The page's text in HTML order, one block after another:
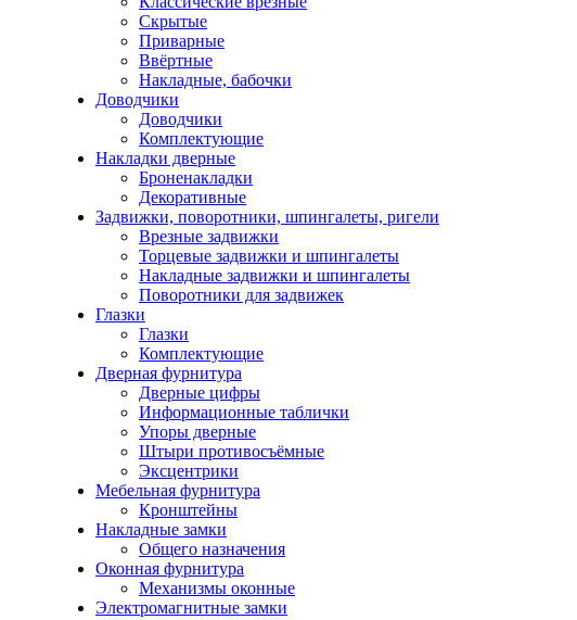
Скрытые
Приварные
Ввёртные
Накладные, бабочки
Доводчики
Доводчики
Комплектующие
Накладки дверные
Броненакладки
Декоративные
Задвижки, поворотники, шпингалеты, ригели
Врезные задвижки
Торцевые задвижки и шпингалеты
Накладные задвижки и шпингалеты
Поворотники для задвижек
Глазки
Глазки
Комплектующие
Дверная фурнитура
Дверные цифры
Информационные таблички
Упоры дверные
Штыри противосъёмные
Эксцентрики
Мебельная фурнитура
Кронштейны
Накладные замки
Общего назначения
Оконная фурнитура
Механизмы оконные
Электромагнитные замки